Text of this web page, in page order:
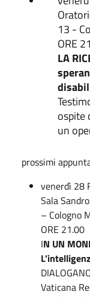
13 -
ORE
LA
ospite
un
prossimi
venerdì 28
Sala
– Cologno
ORE 21.00
IN UN
Vaticana